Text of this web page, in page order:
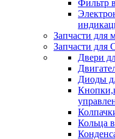
Фильтр
Запчасти для
Запчасти для
Двери
Диоды
Кольца